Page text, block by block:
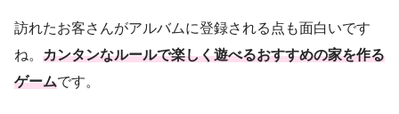
訪れたお客さんがアルバムに登録される点も面白いです
ね。 カンタンなルールで楽しく遊べるおすすめの家を作る
ゲームです。